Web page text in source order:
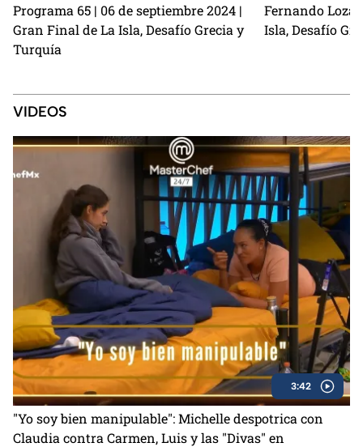
Programa 65 | 06 de septiembre 2024 |
Gran Final de La Isla, Desafío Grecia y
Turquía
Fernando
Isla, Desafío
VIDEOS
3:42
"Yo soy bien manipulable": Michelle despotrica con
Claudia contra Carmen, Luis y las "Divas" en